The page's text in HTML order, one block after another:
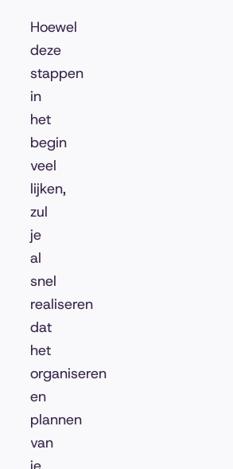
Hoewel
deze
stappen
in
het
begin
veel
lijken,
zul
je
al
snel
realiseren
dat
het
organiseren
en
plannen
van